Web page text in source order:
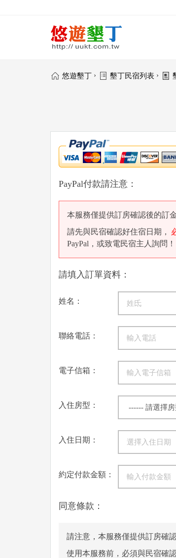
悠遊墾丁 › 墾丁民宿列表 ›
PayPal付款請注意：
本服務僅提供訂房確認後的訂
請先與民宿確認好住宿日期，
PayPal，或致電民宿主人詢問！
請填入訂單資料：
姓名：
聯絡電話：
電子信箱：
入住房型：
入住日期：
約定付款金額：
同意條款：
請注意，本服務僅提供訂房確
使用本服務前，必須與民宿確